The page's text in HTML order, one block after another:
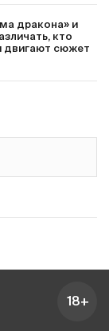
дракона» и
кто
двигают сюжет
18+